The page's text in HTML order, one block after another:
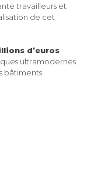
travailleurs et
de cet
d’euros
ultramodernes
bâtiments